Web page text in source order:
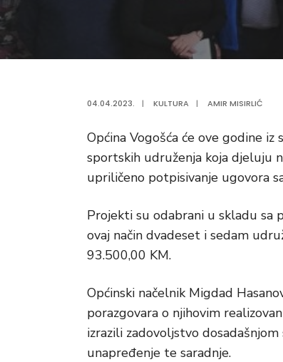
04.04.2023. | KULTURA | AMIR MISIRLIĆ
Općina Vogošća će ove godine
sportskih udruženja koja djeluju
upriličeno potpisivanje ugovora
Projekti su odabrani u skladu sa
ovaj način dvadeset i sedam
93.500,00 KM.
Općinski načelnik Migdad
porazgovara o njihovim
izrazili zadovoljstvo
unapređenje te saradnje.